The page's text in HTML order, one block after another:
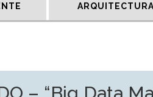
ARQUITECTURA